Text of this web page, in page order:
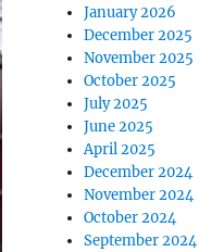
January 2026
December 2025
November 2025
October 2025
July 2025
June 2025
April 2025
December 2024
November 2024
October 2024
September 2024